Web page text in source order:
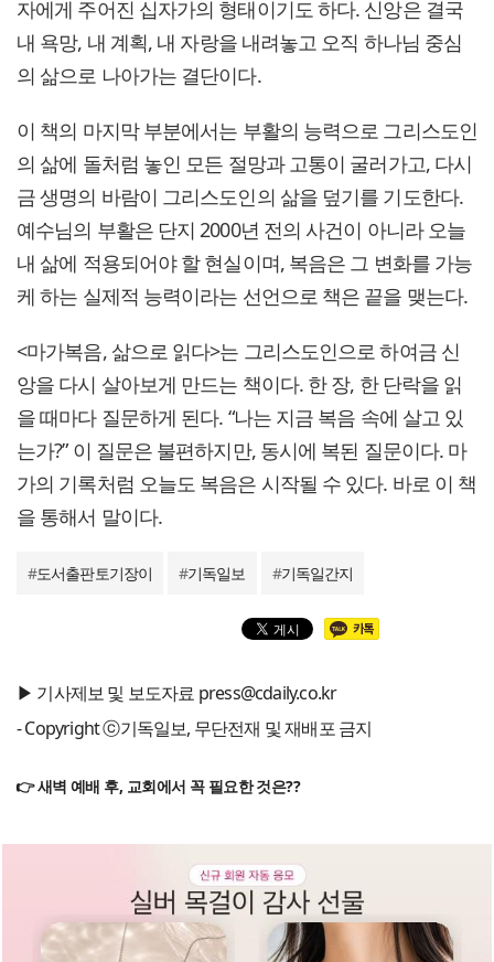
자에게 주어진 십자가의 형태이기도 하다. 신앙은 결국
내 욕망, 내 계획, 내 자랑을 내려놓고 오직 하나님 중심
의 삶으로 나아가는 결단이다.
이 책의 마지막 부분에서는 부활의 능력으로 그리스도인
의 삶에 돌처럼 놓인 모든 절망과 고통이 굴러가고, 다시
금 생명의 바람이 그리스도인의 삶을 덮기를 기도한다.
예수님의 부활은 단지 2000년 전의 사건이 아니라 오늘
내 삶에 적용되어야 할 현실이며, 복음은 그 변화를 가능
케 하는 실제적 능력이라는 선언으로 책은 끝을 맺는다.
<마가복음, 삶으로 읽다>는 그리스도인으로 하여금 신
앙을 다시 살아보게 만드는 책이다. 한 장, 한 단락을 읽
을 때마다 질문하게 된다. “나는 지금 복음 속에 살고 있
는가?” 이 질문은 불편하지만, 동시에 복된 질문이다. 마
가의 기록처럼 오늘도 복음은 시작될 수 있다. 바로 이 책
을 통해서 말이다.
#도서출판토기장이 #기독일보 #기독일간지
▶ 기사제보 및 보도자료 press@cdaily.co.kr
- Copyright ⓒ기독일보, 무단전재 및 재배포 금지
👉 새벽 예배 후, 교회에서 꼭 필요한 것은??